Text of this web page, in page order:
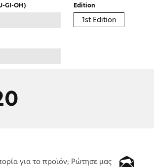
GI-OH) Edition
1st Edition
για το προϊόν; Ρώτησε μας